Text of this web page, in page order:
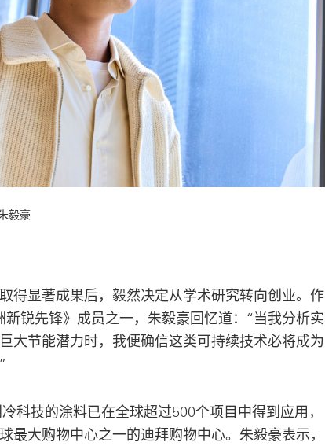
毅豪
得显著成果后，毅然决定从学术研究转向创业。作
新锐先锋》成员之一，朱毅豪回忆道：“当我分析实
大节能潜力时，我便确信这类可持续技术必将成为
科技的涂料已在全球超过500个项目中得到应用，
最大购物中心之一的迪拜购物中心。朱毅豪表示，